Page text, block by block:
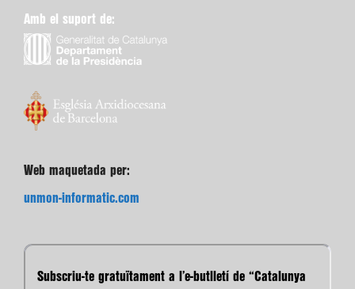
Amb el suport de:
Web maquetada per:
unmon-informatic.com
Subscriu-te gratuïtament a l’e-butlletí de “Catalunya